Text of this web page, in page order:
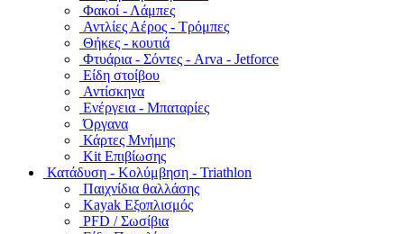
Φακοί - Λάμπες
Αντλίες Αέρος - Τρόμπες
Θήκες - κουτιά
Φτυάρια - Σόντες - Arva - Jetforce
Είδη στοίβου
Αντίσκηνα
Ενέργεια - Μπαταρίες
Όργανα
Κάρτες Μνήμης
Kit Επιβίωσης
Κατάδυση - Κολύμβηση - Triathlon
Παιχνίδια θαλλάσης
Kayak Εξοπλισμός
PFD / Σωσίβια